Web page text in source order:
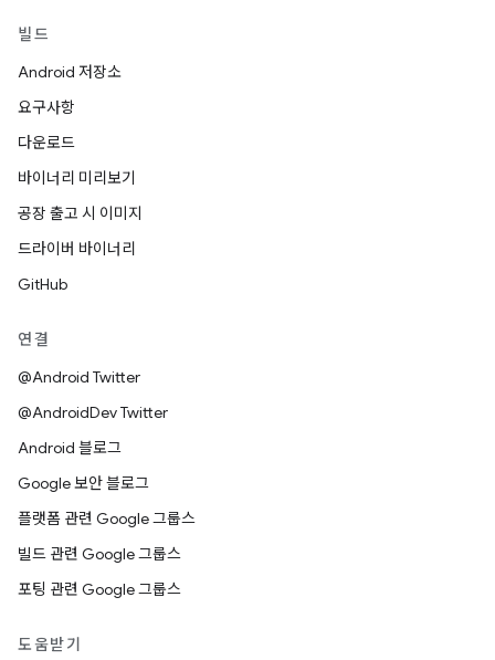
빌드
Android 저장소
요구사항
다운로드
바이너리 미리보기
공장 출고 시 이미지
드라이버 바이너리
GitHub
연결
@Android Twitter
@AndroidDev Twitter
Android 블로그
Google 보안 블로그
플랫폼 관련 Google 그룹스
빌드 관련 Google 그룹스
포팅 관련 Google 그룹스
도움받기